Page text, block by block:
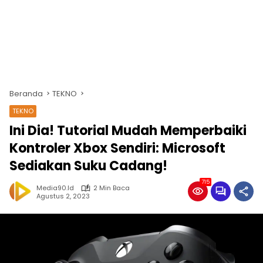
Beranda TEKNO
TEKNO
Ini Dia! Tutorial Mudah Memperbaiki
Kontroler Xbox Sendiri: Microsoft
Sediakan Suku Cadang!
Media90.id
2 Min Baca
Agustus 2, 2023
715